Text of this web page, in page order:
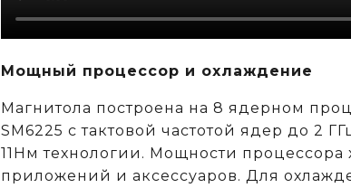
Мощный процессор и охлаждение
Магнитола построена на 8 ядерном
SM6225 c тактовой частотой ядер до 2
11Нм технологии. Мощности процессора
приложений и аксессуаров. Для